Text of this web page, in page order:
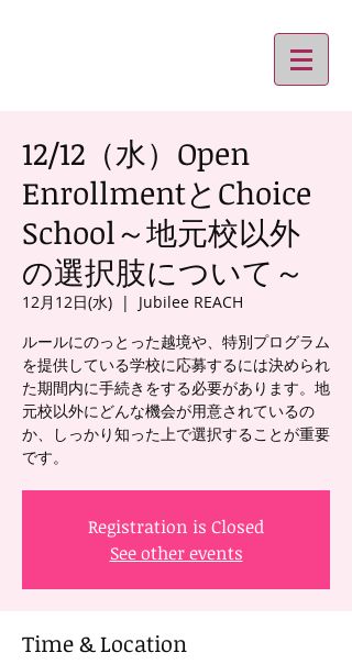
12/12（水）Open
EnrollmentとChoice
School～地元校以外
の選択肢について～
12月12日(水)
  |
Jubilee REACH
ルールにのっとった越境や、特別プログラム
を提供している学校に応募するには決められ
た期間内に手続きをする必要があります。地
元校以外にどんな機会が用意されているの
か、しっかり知った上で選択することが重要
です。
Registration is Closed
See other events
Time & Location